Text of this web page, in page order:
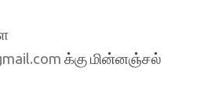
க்கு மின்னஞ்சல்